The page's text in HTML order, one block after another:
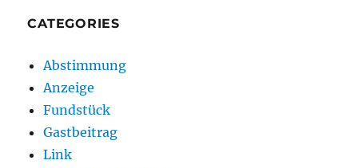
CATEGORIES
Abstimmung
Anzeige
Fundstück
Gastbeitrag
Link